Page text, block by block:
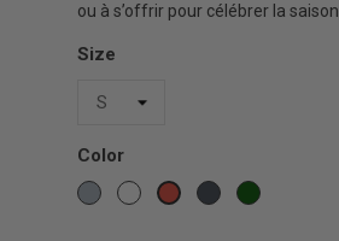
ou à s’offrir pour célébrer la saison.
Size
Color
Gris
WhiteRed BlackVert